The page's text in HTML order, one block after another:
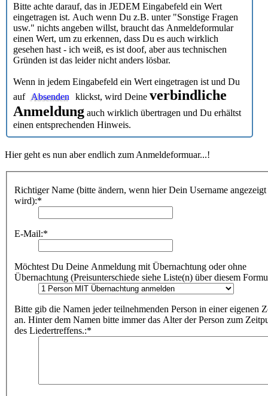
Bitte achte darauf, das in JEDEM Eingabefeld ein Wert
eingetragen ist. Auch wenn Du z.B. unter "Sonstige Fragen
usw." nichts angeben willst, braucht das Anmeldeformular
einen Wert, um zu erkennen, dass Du es auch wirklich
gesehen hast - ich weiß, es ist doof, aber aus technischen
Gründen ist das leider nicht anders lösbar.
Wenn in jedem Eingabefeld ein Wert eingetragen ist und Du
auf Absenden klickst, wird Deine verbindliche
Anmeldung auch wirklich übertragen und Du erhältst
einen entsprechenden Hinweis.
Hier geht es nun aber endlich zum Anmeldeformuar...!
Richtiger Name (bitte ändern, wenn hier Dein Username angezeigt
wird):*
E-Mail:*
Möchtest Du Deine Anmeldung mit Übernachtung oder ohne
Übernachtung (Preisunterschiede siehe Liste(n) über diesem
Bitte gib die Namen jeder teilnehmenden Person in einer eigenen
an. Hinter dem Namen bitte immer das Alter der Person zum
des Liedertreffens.:*